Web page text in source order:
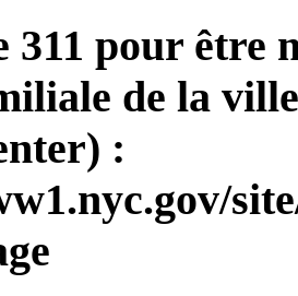
311 pour être
de la
: